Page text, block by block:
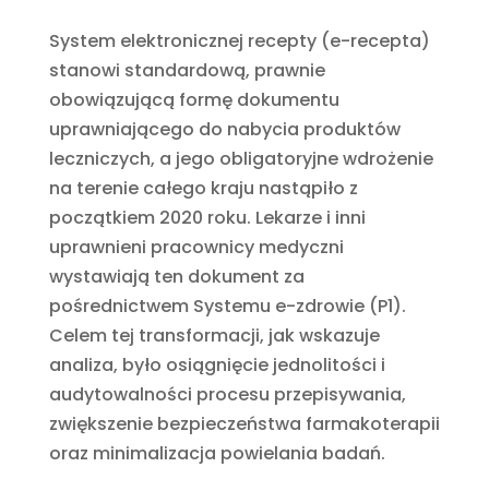
System elektronicznej recepty (e-recepta)
stanowi standardową, prawnie
obowiązującą formę dokumentu
uprawniającego do nabycia produktów
leczniczych, a jego obligatoryjne wdrożenie
na terenie całego kraju nastąpiło z
początkiem 2020 roku. Lekarze i inni
uprawnieni pracownicy medyczni
wystawiają ten dokument za
pośrednictwem Systemu e-zdrowie (P1).
Celem tej transformacji, jak wskazuje
analiza, było osiągnięcie jednolitości i
audytowalności procesu przepisywania,
zwiększenie bezpieczeństwa farmakoterapii
oraz minimalizacja powielania badań.